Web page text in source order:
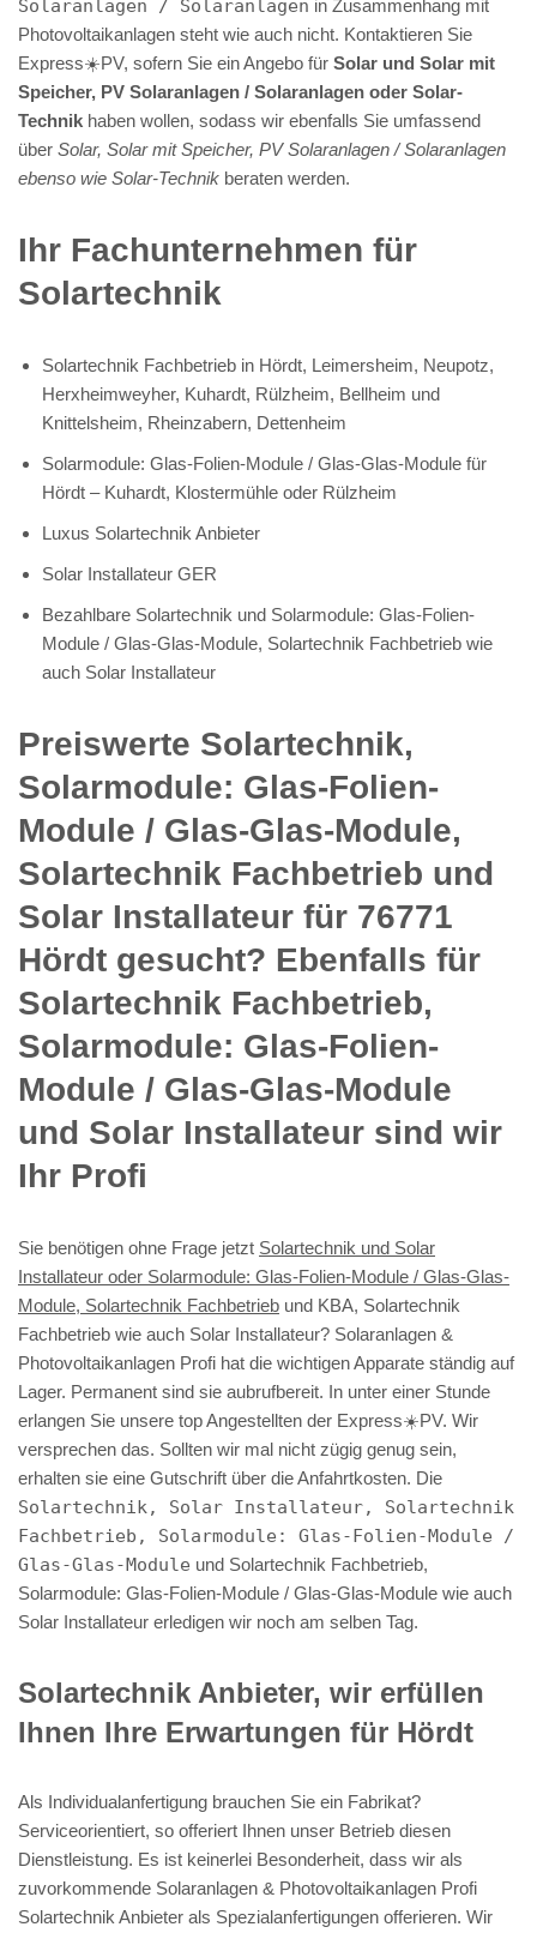
Solaranlagen / Solaranlagen in Zusammenhang mit
Photovoltaikanlagen steht wie auch nicht. Kontaktieren Sie
Express☀️PV️, sofern Sie ein Angebo für Solar und Solar mit
Speicher, PV Solaranlagen / Solaranlagen oder Solar-
Technik haben wollen, sodass wir ebenfalls Sie umfassend
über Solar, Solar mit Speicher, PV Solaranlagen / Solaranlagen
ebenso wie Solar-Technik beraten werden.
Ihr Fachunternehmen für
Solartechnik
Solartechnik Fachbetrieb in Hördt, Leimersheim, Neupotz,
Herxheimweyher, Kuhardt, Rülzheim, Bellheim und
Knittelsheim, Rheinzabern, Dettenheim
Solarmodule: Glas-Folien-Module / Glas-Glas-Module für
Hördt – Kuhardt, Klostermühle oder Rülzheim
Luxus Solartechnik Anbieter
Solar Installateur GER
Bezahlbare Solartechnik und Solarmodule: Glas-Folien-
Module / Glas-Glas-Module, Solartechnik Fachbetrieb wie
auch Solar Installateur
Preiswerte Solartechnik,
Solarmodule: Glas-Folien-
Module / Glas-Glas-Module,
Solartechnik Fachbetrieb und
Solar Installateur für 76771
Hördt gesucht? Ebenfalls für
Solartechnik Fachbetrieb,
Solarmodule: Glas-Folien-
Module / Glas-Glas-Module
und Solar Installateur sind wir
Ihr Profi
Sie benötigen ohne Frage jetzt Solartechnik und Solar
Installateur oder Solarmodule: Glas-Folien-Module / Glas-Glas-
Module, Solartechnik Fachbetrieb und KBA, Solartechnik
Fachbetrieb wie auch Solar Installateur? Solaranlagen &
Photovoltaikanlagen Profi hat die wichtigen Apparate ständig auf
Lager. Permanent sind sie aubrufbereit. In unter einer Stunde
erlangen Sie unsere top Angestellten der Express☀️PV️. Wir
versprechen das. Sollten wir mal nicht zügig genug sein,
erhalten sie eine Gutschrift über die Anfahrtkosten. Die
Solartechnik, Solar Installateur, Solartechnik
Fachbetrieb, Solarmodule: Glas-Folien-Module /
Glas-Glas-Module und Solartechnik Fachbetrieb,
Solarmodule: Glas-Folien-Module / Glas-Glas-Module wie auch
Solar Installateur erledigen wir noch am selben Tag.
Solartechnik Anbieter, wir erfüllen
Ihnen Ihre Erwartungen für Hördt
Als Individualanfertigung brauchen Sie ein Fabrikat?
Serviceorientiert, so offeriert Ihnen unser Betrieb diesen
Dienstleistung. Es ist keinerlei Besonderheit, dass wir als
zuvorkommende Solaranlagen & Photovoltaikanlagen Profi
Solartechnik Anbieter als Spezialanfertigungen offerieren. Wir